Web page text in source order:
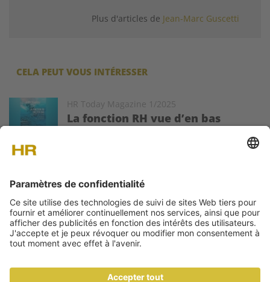
Plus d'articles de Jean-Marc Guscetti
CELA PEUT VOUS INTÉRESSER
HR Today Magazine 1/2025
La fonction RH vue d’en bas
Image
perception de la fonction RH par les collaborateurs et
IMPRESSUM CGV